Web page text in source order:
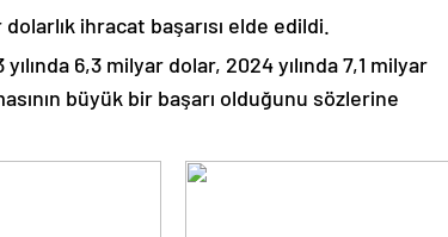
dolarlık ihracat başarısı elde edildi.
6,3 milyar dolar, 2024 yılında 7,1 milyar
büyük bir başarı olduğunu sözlerine